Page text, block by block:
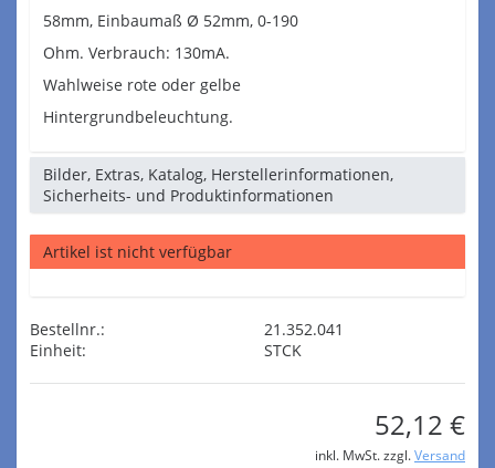
58mm, Einbaumaß Ø 52mm, 0-190
Ohm. Verbrauch: 130mA.
Wahlweise rote oder gelbe
Hintergrundbeleuchtung.
Bilder, Extras, Katalog, Herstellerinformationen,
Sicherheits- und Produktinformationen
Artikel ist nicht verfügbar
Bestellnr.:
21.352.041
Einheit:
STCK
52,12 €
inkl. MwSt. zzgl. Versand